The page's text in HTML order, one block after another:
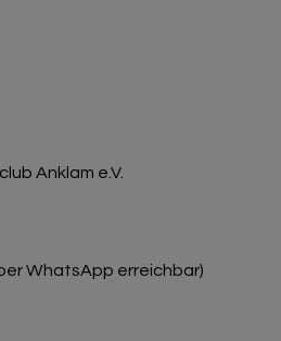
Anklam e.V.
WhatsApp erreichbar)